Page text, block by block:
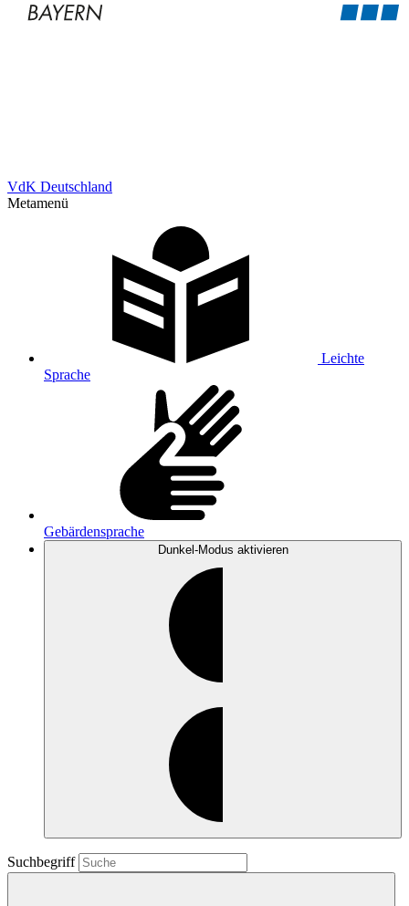
VdK Deutschland
Metamenü
Leichte
Sprache
Gebärdensprache
Dunkel-Modus aktivieren
Suchbegriff